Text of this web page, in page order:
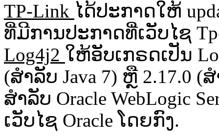
TP-Link ໄດ້​ປະ​ກາດ​ໃຫ້​
ທີ່​ມີ​ການ​ປະ​ກາດ​ທີ່​ເວັບ​ໄຊ​
Log4j2 ໃຫ້​​ອັບ​ເກຣດ​ເປັນ​
(ສຳລັບ​ Java 7) ຫຼື​ 2.17.0
ສຳລັບ​ Oracle WebLogic
ເວັບ​ໄຊ​ Oracle ໂດຍ​ກົງ​.